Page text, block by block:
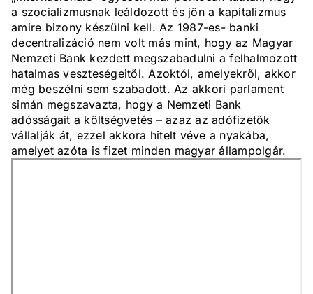
a szocializmusnak leáldozott és jön a kapitalizmus
amire bizony készülni kell. Az 1987-es- banki
decentralizáció nem volt más mint, hogy az Magyar
Nemzeti Bank kezdett megszabadulni a felhalmozott
hatalmas veszteségeitől. Azoktól, amelyekről, akkor
még beszélni sem szabadott. Az akkori parlament
simán megszavazta, hogy a Nemzeti Bank
adósságait a költségvetés – azaz az adófizetők
vállalják át, ezzel akkora hitelt véve a nyakába,
amelyet azóta is fizet minden magyar állampolgár.